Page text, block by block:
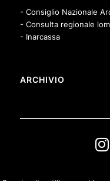
- Consiglio Nazionale
- Consulta regionale
- Inarcassa
ARCHIVIO